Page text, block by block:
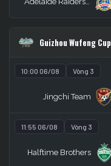
Guizhou Wufeng Cup
10:00 06/08 Vòng 3
Jingchi Team
11:55 06/08 Vòng 3
Halftime Brothers